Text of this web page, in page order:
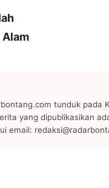
Alam
tunduk pada
yang dipublikasikan
email: